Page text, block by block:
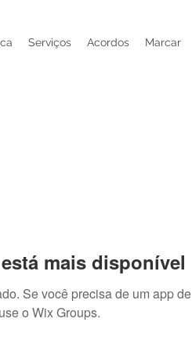
Serviços Acordos Marcar
mais disponível
Se você precisa de um app de
o Wix Groups.